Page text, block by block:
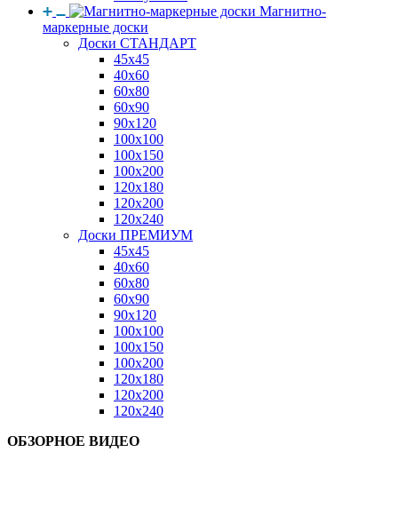
Магнитно-
маркерные доски
Доски СТАНДАРТ
45x45
40x60
60x80
60x90
90x120
100x100
100x150
100x200
120x180
120x200
120x240
Доски ПРЕМИУМ
45x45
40x60
60x80
60x90
90x120
100x100
100x150
100x200
120x180
120x200
120x240
ОБЗОРНОЕ ВИДЕО